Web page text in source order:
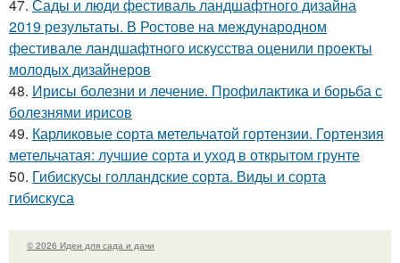
47. Сады и люди фестиваль ландшафтного дизайна
2019 результаты. В Ростове на международном
фестивале ландшафтного искусства оценили проекты
молодых дизайнеров
48. Ирисы болезни и лечение. Профилактика и борьба с
болезнями ирисов
49. Карликовые сорта метельчатой гортензии. Гортензия
метельчатая: лучшие сорта и уход в открытом грунте
50. Гибискусы голландские сорта. Виды и сорта
гибискуса
© 2026 Идеи для сада и дачи